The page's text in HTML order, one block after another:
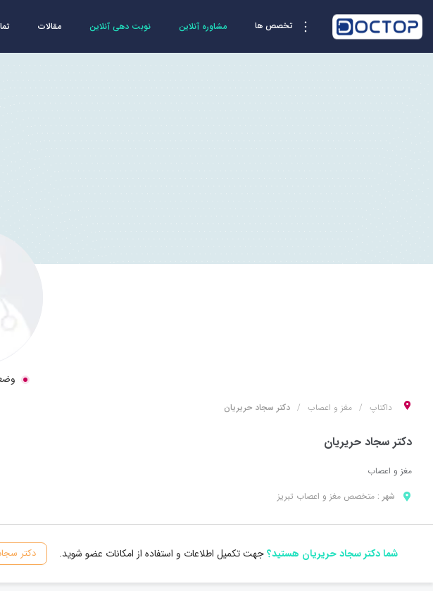
تخصص ها مشاوره آنلاین نوبت دهی آنلاین مقالات
داکتاپ مغز و اعصاب دکتر سجاد حریریان
دکتر سجاد حریریان
مغز و اعصاب
شهر : متخصص مغز و اعصاب تبریز
شما دکتر سجاد حریریان هستید؟جهت تکمیل اطلاعات و استفاده از امکانات عضو شوید. دکتر